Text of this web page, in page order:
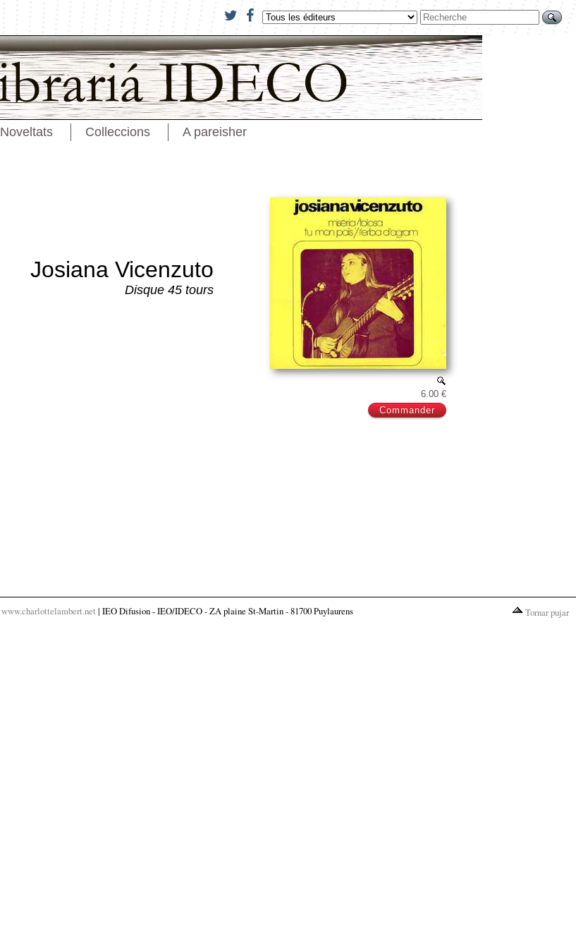
Noveltats Colleccions A pareisher
6.00 €
Josiana Vicenzuto
Disque 45 tours
www.charlottelambert.net | IEO Difusion - IEO/IDECO - ZA plaine St-Martin - 81700 Puylaurens Tornar pujar